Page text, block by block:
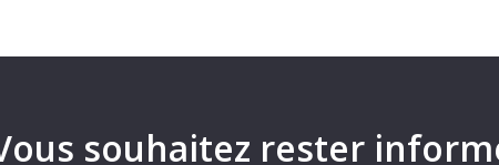
souhaitez rester